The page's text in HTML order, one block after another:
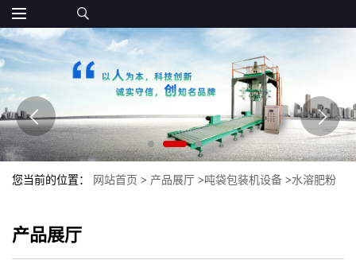
您当前的位置： 网站首页 > 产品展厅 >吨袋包装机设备 >水溶肥粉
产品展厅